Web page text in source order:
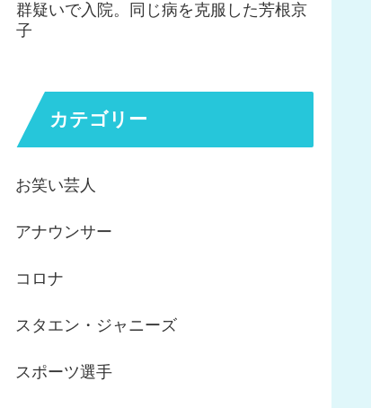
群疑いで入院。同じ病を克服した芳根京
子
カテゴリー
お笑い芸人
アナウンサー
コロナ
スタエン・ジャニーズ
スポーツ選手